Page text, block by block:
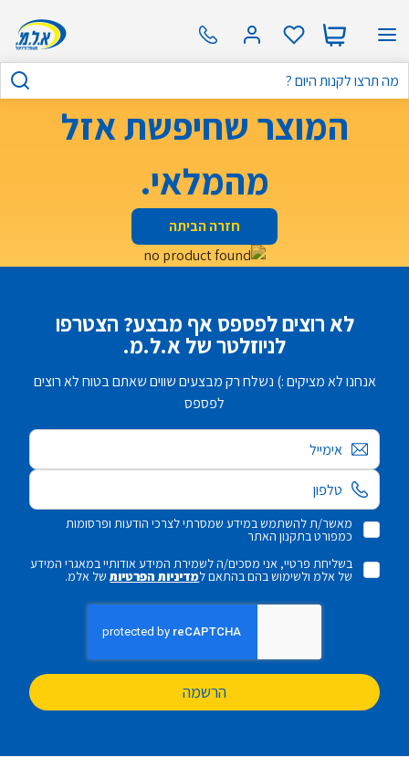
המוצר שחיפשת אזל
מהמלאי.
חזרה הביתה
לא רוצים לפספס אף מבצע? הצטרפו
לניוזלטר של א.ל.מ.
אנחנו לא מציקים :) נשלח רק מבצעים שווים שאתם בטוח לא רוצים
לפספס
אימייל
מאשר/ת להשתמש במידע שמסרתי לצרכי הודעות ופרסומות
כמפורט בתקנון האתר
בשליחת פרטיי, אני מסכים/ה לשמירת המידע אודותיי במאגרי המידע
של אלמ ולשימוש בהם בהתאם למדיניות הפרטיותשל אלמ.
הרשמה